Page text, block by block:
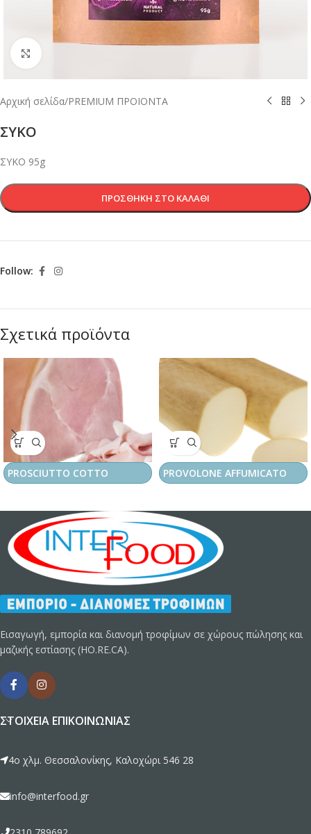
Αρχική σελίδα/PREMIUM ΠΡΟΙΟΝΤΑ
ΣΥΚΟ
ΣΥΚΟ 95g
ΠΡΟΣΘΉΚΗ ΣΤΟ ΚΑΛΆΘΙ
Follow:
Σχετικά προϊόντα
PROSCIUTTO COTTO PROVOLONE AFFUMICATO
Εισαγωγή, εμπορία και διανομή τροφίμων σε χώρους πώλησης και
μαζικής εστίασης (HO.RE.CA).
ΣΤΟΙΧΕΊΑ ΕΠΙΚΟΙΝΩΝΊΑΣ
4ο χλμ. Θεσσαλονίκης, Καλοχώρι 546 28
info@interfood.gr